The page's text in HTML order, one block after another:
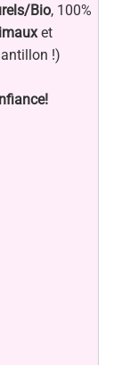
Bio, 100%
et
!)